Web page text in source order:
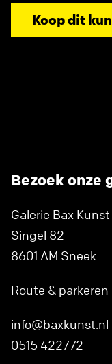
Koop dit
Bezoek onze
Galerie Bax Kunst
Singel 82
8601 AM Sneek
Route & parkeren
info@baxkunst.nl
0515 422772